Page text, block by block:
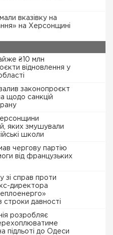
вказівку на
на Херсонщині
₴10 млн
відновлення у
законопроєкт
щодо санкцій
яких змушували
школи
чергову партію
від французьких
зі справ проти
директора
строки давності
розробляє
підльоті до Одеси